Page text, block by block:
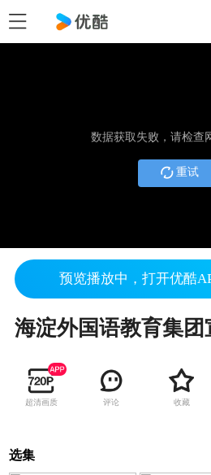
数据获取失败，请检查
重试
预览播放中，打开优酷
超清画质 评论 收藏
选集